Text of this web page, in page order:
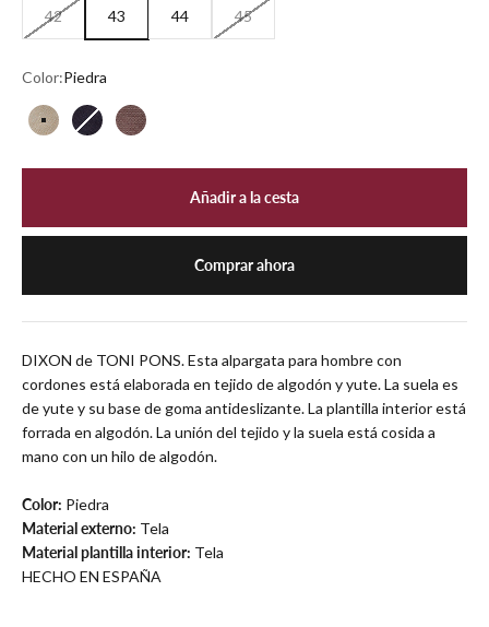
42 43 44 45
Color:Piedra
PiedraNegroMarrón
Añadir a la cesta
Comprar ahora
DIXON de TONI PONS. Esta alpargata para hombre con
cordones está elaborada en tejido de algodón y yute. La suela es
de yute y su base de goma antideslizante. La plantilla interior está
forrada en algodón. La unión del tejido y la suela está cosida a
mano con un hilo de algodón.
Color: Piedra
Material externo: Tela
Material plantilla interior: Tela
HECHO EN ESPAÑA